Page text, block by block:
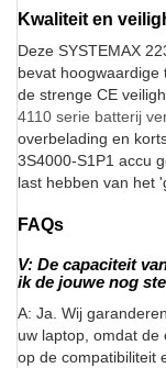
Kwaliteit en
Deze SYSTEMAX
bevat hoogwaardige
de strenge CE
4110 serie batterij
overbelading en
3S4000-S1P1 accu
last hebben van het
FAQs
V: De capaciteit
ik de jouwe nog
A: Ja. Wij
uw laptop, omdat de
op de compatibiliteit